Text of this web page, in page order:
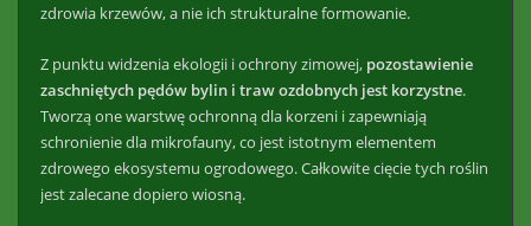
zdrowia krzewów, a nie ich strukturalne formowanie.
Z punktu widzenia ekologii i ochrony zimowej, pozostawienie
zaschniętych pędów bylin i traw ozdobnych jest korzystne.
Tworzą one warstwę ochronną dla korzeni i zapewniają
schronienie dla mikrofauny, co jest istotnym elementem
zdrowego ekosystemu ogrodowego. Całkowite cięcie tych roślin
jest zalecane dopiero wiosną.